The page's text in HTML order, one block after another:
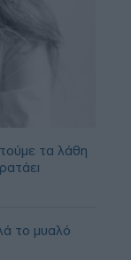
τα λάθη
το μυαλό